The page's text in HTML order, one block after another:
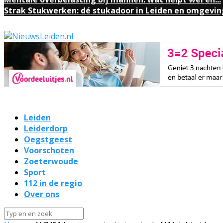
Strak Stukwerken: dé stukadoor in Leiden en
Leiden
Leiderdorp
Oegstgeest
Voorschoten
Zoeterwoude
Sport
112 in de regio
Over ons